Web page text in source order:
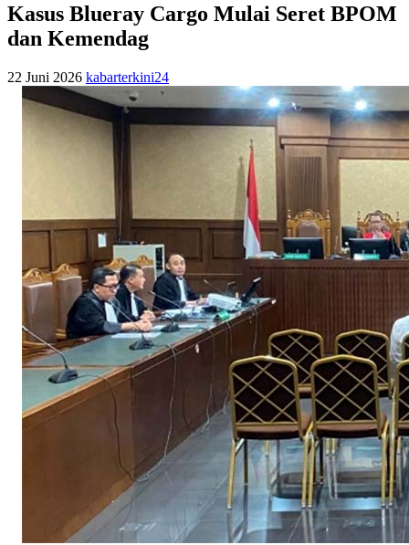
Kasus Blueray Cargo Mulai Seret BPOM
dan Kemendag
22 Juni 2026 kabarterkini24